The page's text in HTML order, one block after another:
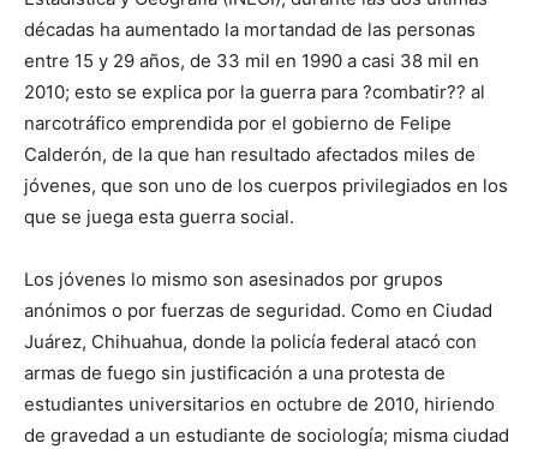
décadas ha aumentado la mortandad de las personas
entre 15 y 29 años, de 33 mil en 1990 a casi 38 mil en
2010; esto se explica por la guerra para ?combatir?? al
narcotráfico emprendida por el gobierno de Felipe
Calderón, de la que han resultado afectados miles de
jóvenes, que son uno de los cuerpos privilegiados en los
que se juega esta guerra social.
Los jóvenes lo mismo son asesinados por grupos
anónimos o por fuerzas de seguridad. Como en Ciudad
Juárez, Chihuahua, donde la policía federal atacó con
armas de fuego sin justificación a una protesta de
estudiantes universitarios en octubre de 2010, hiriendo
de gravedad a un estudiante de sociología; misma ciudad